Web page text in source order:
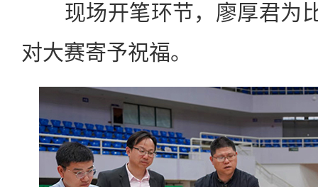
现场开笔环节，廖厚君为比
对大赛寄予祝福。